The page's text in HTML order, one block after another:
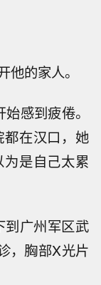
的家人。
感到疲倦。
在汉口，她
是自己太累
到广州军区武
，胸部X光片